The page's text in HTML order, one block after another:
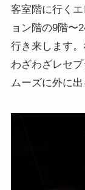
客室階に行く
ョン階の9階〜
行き来します。
わざわざレセ
ムーズに外に出